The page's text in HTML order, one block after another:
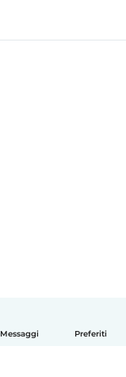
Messaggi Preferiti